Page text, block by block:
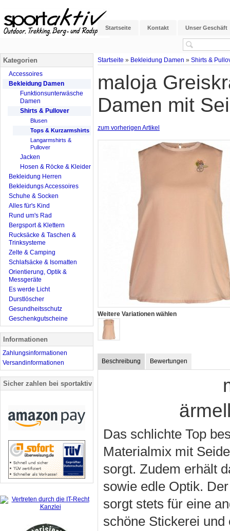
Startseite Kontakt Unser Geschäft
Startseite » Bekleidung Damen » Shirts &
maloja
Damen mit
zum vorherigen Artikel
Weitere Variationen wählen
Beschreibung Bewertungen
Das schlichte Top
Materialmix mit
sorgt. Zudem erhält
sowie edle Optik.
sorgt stets für eine
schöne Stickerei
Kategorien
Accessoires
Bekleidung Damen
Funktionsunterwäsche
Damen
Shirts & Pullover
Blusen
Tops & Kurzarmshirts
Langarmshirts &
Pullover
Jacken
Hosen & Röcke & Kleider
Bekleidung Herren
Bekleidungs Accessoires
Schuhe & Socken
Alles für's Kind
Rund um's Rad
Bergsport & Klettern
Rucksäcke & Taschen &
Trinksysteme
Zelte & Camping
Schlafsäcke & Isomatten
Orientierung, Optik &
Messgeräte
Es werde Licht
Durstlöscher
Gesundheitsschutz
Geschenkgutscheine
Informationen
Zahlungsinformationen
Versandinformationen
Sicher zahlen bei sportaktiv